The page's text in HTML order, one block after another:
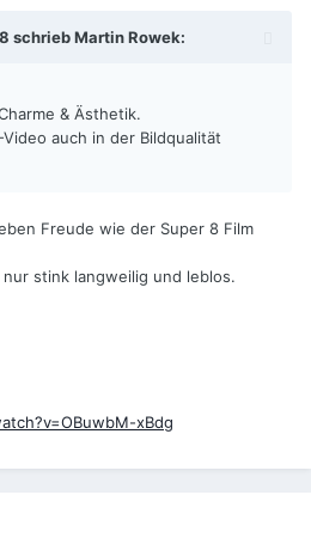
schrieb Martin Rowek:
& Ästhetik.
auch in der Bildqualität
Freude wie der Super 8 Film
stink langweilig und leblos.
xBdg